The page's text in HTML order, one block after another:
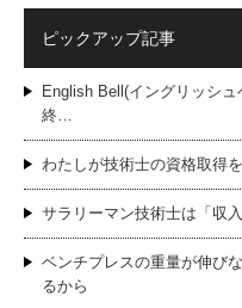
ピックアップ記事
English Bell(イングリッシ
終…
わたしが技術士の資格取得
サラリーマン技術士は「収
ベンチプレスの重量が伸び
るから